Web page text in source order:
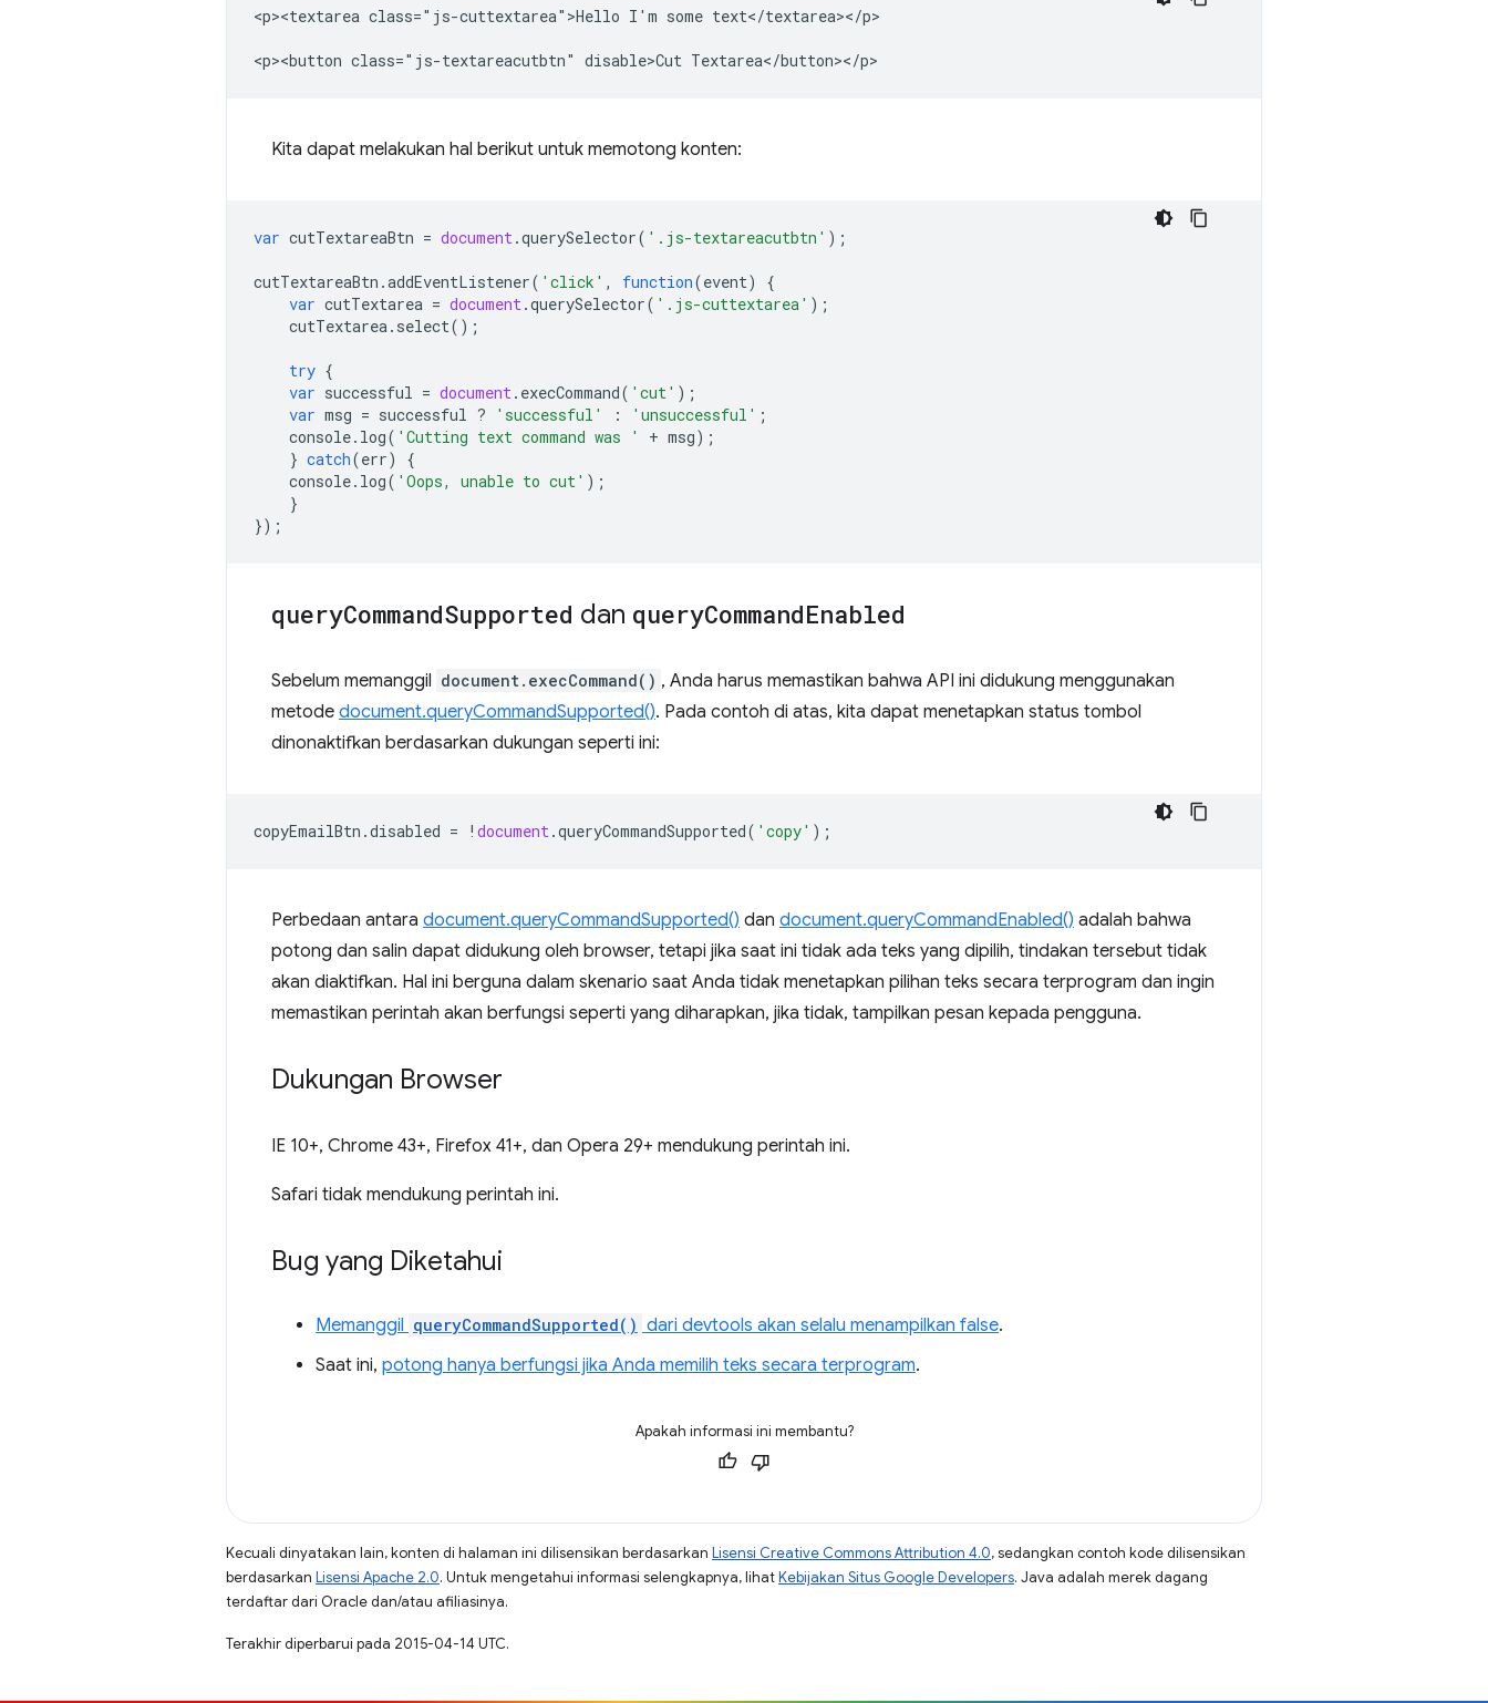
<p><textarea class="js-cuttextarea">Hello I'm some text</textarea></p>
Kita dapat melakukan hal berikut untuk memotong konten:
var cutTextareaBtn = document.querySelector( '.js-textareacutbtn' );
cutTextareaBtn .addEventListener( 'click' , function(event)
{
var cutTextarea = document.querySelector( '.js-cuttextarea' );
cutTextarea. select();
try {
var successful = document. execCommand( 'cut' );
var msg = successful ? 'successful' : 'unsuccessful' ;
console. log( 'Cutting text command was ' + msg);
} catch(err)
{
console. log( 'Oops, unable to cut' );
}
});
queryCommandSupported dan queryCommandEnabled
Sebelum memanggil document.execCommand() , Anda harus memastikan bahwa API ini didukung menggunakan
metode document.queryCommandSupported(). Pada contoh di atas, kita dapat menetapkan status tombol
dinonaktifkan berdasarkan dukungan seperti ini:
copyEmailBtn .disabled = ! document.queryCommandSupported( 'copy' );
Perbedaan antara document.queryCommandSupported() dan document.queryCommandEnabled() adalah bahwa
potong dan salin dapat didukung oleh browser, tetapi jika saat ini tidak ada teks yang dipilih, tindakan tersebut tidak
akan diaktifkan. Hal ini berguna dalam skenario saat Anda tidak menetapkan pilihan teks secara terprogram dan ingin
memastikan perintah akan berfungsi seperti yang diharapkan, jika tidak, tampilkan pesan kepada pengguna.
Dukungan Browser
IE 10+, Chrome 43+, Firefox 41+, dan Opera 29+ mendukung perintah ini.
Safari tidak mendukung perintah ini.
Bug yang Diketahui
Memanggil queryCommandSupported() dari devtools akan selalu menampilkan false.
Saat ini, potong hanya berfungsi jika Anda memilih teks secara terprogram.
Apakah informasi ini membantu?
Kecuali dinyatakan lain, konten di halaman ini dilisensikan berdasarkan Lisensi Creative Commons Attribution 4.0, sedangkan contoh kode dilisensikan
berdasarkan Lisensi Apache 2.0. Untuk mengetahui informasi selengkapnya, lihatKebijakan Situs Google Developers. Java adalah merek dagang
terdaftar dari Oracle dan/atau afiliasinya.
Terakhir diperbarui pada 2015-04-14 UTC.